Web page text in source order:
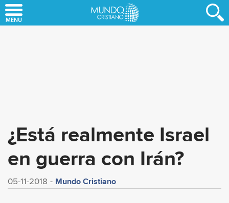
to
¿Está realmente Israel
en guerra con Irán?
05-11-2018 Mundo Cristiano